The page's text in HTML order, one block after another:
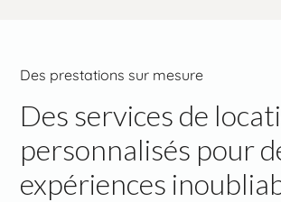
Des prestations sur mesure
Des services de
personnalisés pour
expériences